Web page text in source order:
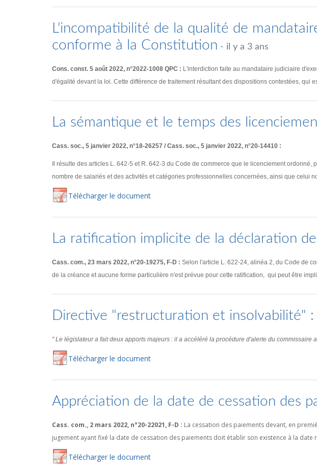
L'incompatibilité de la qualité de
conforme à la Constitution - il y a 3 ans
Cons. const. 5 août 2022, n°2022-1008 QPC : L'interdiction faite au mandataire judiciaire
d'égalité devant la loi. Cette différence de traitement résultant des dispositions contestées, qui
La sémantique et le temps des
Cass. soc., 5 janvier 2022, n°18-26257 / Cass. soc., 5 janvier 2022, n°20-14410 :
Il résulte des articles L. 642-5 et R. 642-3 du Code de commerce que le licenciement
nombre de salariés et des activités et catégories professionnelles concernées, ainsi que celui
Télécharger le document
La ratification implicite de la déclaration
Cass. com., 23 mars 2022, n°20-19275, F-D : Selon l'article L. 622-24, alinéa 2, du Code de
de la créance et aucune forme particulière n'est prévue pour cette ratification, qui peut être
Directive "restructuration et insolvabilité"
" Le législateur a fait deux apports majeurs : il a accéléré la procédure d'alerte du commissaire
Télécharger le document
Appréciation de la date de cessation des
Cass. com., 2 mars 2022, n°20-22021, F-D : La cessation des paiements devant, en
jugement ayant fixé la date de cessation des paiements doit établir son existence à la date
Télécharger le document